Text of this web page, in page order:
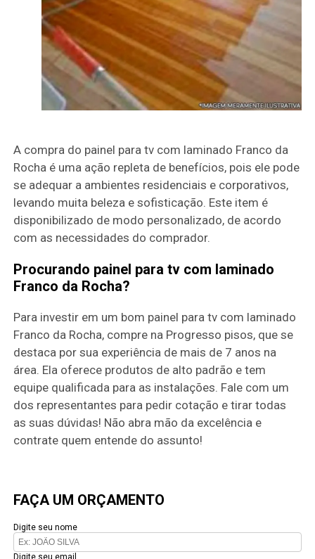
A compra do painel para tv com laminado Franco da
Rocha é uma ação repleta de benefícios, pois ele pode
se adequar a ambientes residenciais e corporativos,
levando muita beleza e sofisticação. Este item é
disponibilizado de modo personalizado, de acordo
com as necessidades do comprador.
Procurando painel para tv com laminado
Franco da Rocha?
Para investir em um bom painel para tv com laminado
Franco da Rocha, compre na Progresso pisos, que se
destaca por sua experiência de mais de 7 anos na
área. Ela oferece produtos de alto padrão e tem
equipe qualificada para as instalações. Fale com um
dos representantes para pedir cotação e tirar todas
as suas dúvidas! Não abra mão da excelência e
contrate quem entende do assunto!
FAÇA UM ORÇAMENTO
Digite seu nome
Digite seu email